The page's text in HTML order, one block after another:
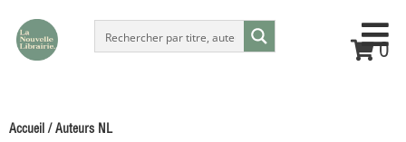
0
Accueil/ Auteurs NL